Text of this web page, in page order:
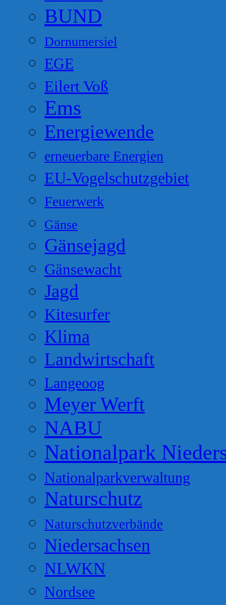
BUND
Dornumersiel
EGE
Eilert Voß
Ems
Energiewende
erneuerbare Energien
EU-Vogelschutzgebiet
Feuerwerk
Gänse
Gänsejagd
Gänsewacht
Jagd
Kitesurfer
Klima
Landwirtschaft
Langeoog
Meyer Werft
NABU
Nationalpark
Nationalparkverwaltung
Naturschutz
Naturschutzverbände
Niedersachsen
NLWKN
Nordsee